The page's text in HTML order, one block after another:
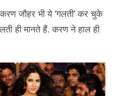
जौहर भी ये ‘गलती’ कर चुके
ही मानते हैं. करण ने हाल ही